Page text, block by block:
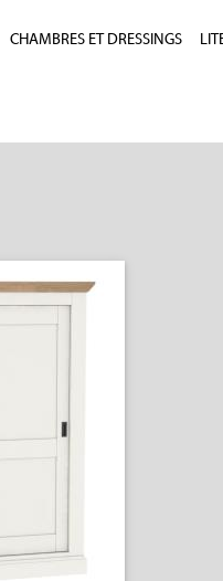
CHAMBRES ET DRESSINGS